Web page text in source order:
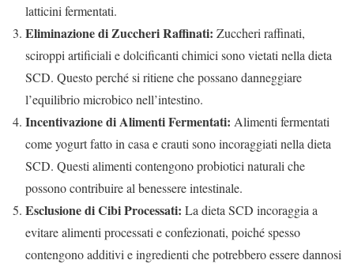
latticini fermentati.
Eliminazione di Zuccheri Raffinati: Zuccheri raffinati,
sciroppi artificiali e dolcificanti chimici sono vietati nella dieta
SCD. Questo perché si ritiene che possano danneggiare
l’equilibrio microbico nell’intestino.
Incentivazione di Alimenti Fermentati: Alimenti fermentati
come yogurt fatto in casa e crauti sono incoraggiati nella dieta
SCD. Questi alimenti contengono probiotici naturali che
possono contribuire al benessere intestinale.
Esclusione di Cibi Processati: La dieta SCD incoraggia a
evitare alimenti processati e confezionati, poiché spesso
contengono additivi e ingredienti che potrebbero essere dannosi